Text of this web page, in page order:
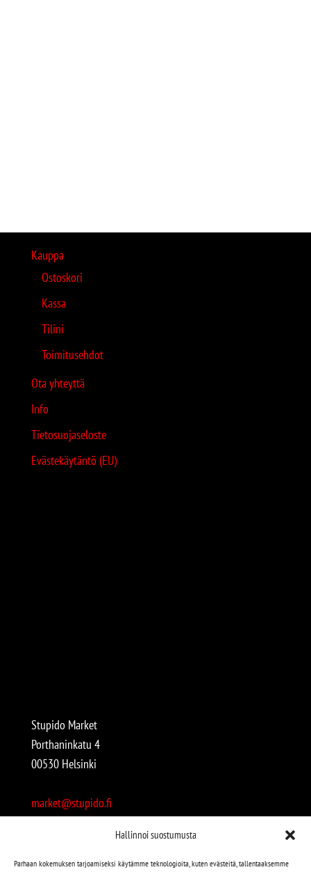
Hallinnoi suostumusta
Parhaan kokemuksen tarjoamiseksi käytämme teknologioita, kuten evästeitä, tallentaaksemme
Kauppa
Ostoskori
Kassa
Tilini
Toimitusehdot
Ota yhteyttä
Info
Tietosuojaseloste
Evästekäytäntö (EU)
Stupido Market
Porthaninkatu 4
00530 Helsinki
market@stupido.fi
Avoinna: